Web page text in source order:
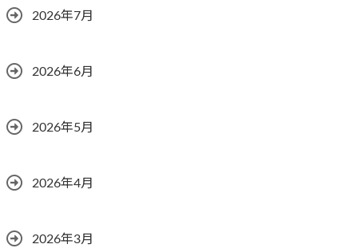
2026年7月
2026年6月
2026年5月
2026年4月
2026年3月